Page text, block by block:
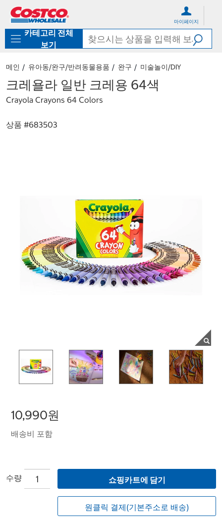
로
기
가
마이페이지
카테고리 전체
보기
메인 유아동/완구/반려동물용품 완구 미술놀이/DIY
크레욜라 일반 크레용 64색
Crayola Crayons 64 Colors
상품 #683503
10,990원
배송비 포함
수량 쇼핑카트에 담기
원클릭 결제(기본주소로 배송)